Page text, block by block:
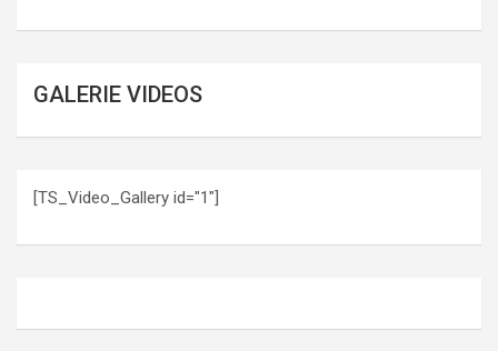
GALERIE VIDEOS
[TS_Video_Gallery id="1"]